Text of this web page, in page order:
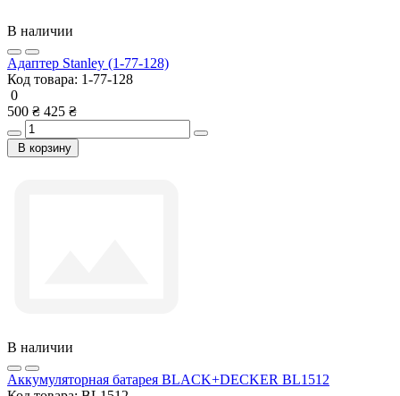
В наличии
Адаптер Stanley (1-77-128)
Код товара: 1-77-128
0
500 ₴ 425 ₴
В корзину
В наличии
Аккумуляторная батарея BLACK+DECKER BL1512